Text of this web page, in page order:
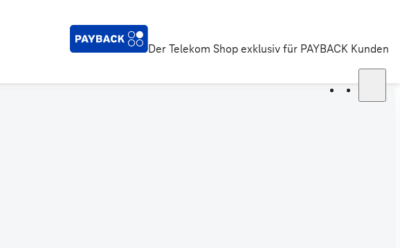
Der Telekom Shop exklusiv für PAYBACK Kunden